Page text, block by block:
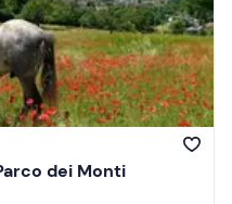
dei Monti